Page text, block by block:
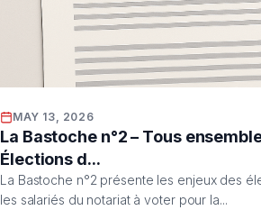
MAY 13, 2026
La Bastoche n°2 – Tous
Élections d...
La Bastoche n°2 présente les enjeux des
les salariés du notariat à voter pour la...